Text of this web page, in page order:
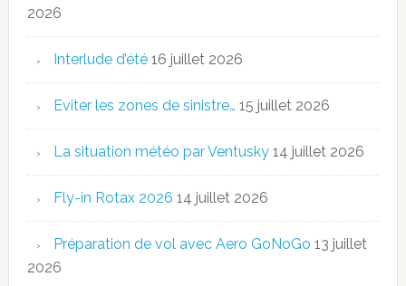
2026
Interlude d’été 16 juillet 2026
Eviter les zones de sinistre… 15 juillet 2026
La situation météo par Ventusky 14 juillet 2026
Fly-in Rotax 2026 14 juillet 2026
Préparation de vol avec Aero GoNoGo 13 juillet
2026